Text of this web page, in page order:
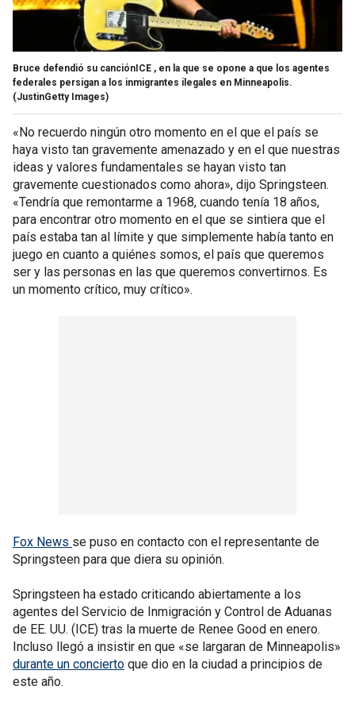
Bruce defendió su canciónICE , en la que se opone a que los agentes
federales persigan a los inmigrantes ilegales en Minneapolis.
(JustinGetty Images)
«No recuerdo ningún otro momento en el que el país se
haya visto tan gravemente amenazado y en el que nuestras
ideas y valores fundamentales se hayan visto tan
gravemente cuestionados como ahora», dijo Springsteen.
«Tendría que remontarme a 1968, cuando tenía 18 años,
para encontrar otro momento en el que se sintiera que el
país estaba tan al límite y que simplemente había tanto en
juego en cuanto a quiénes somos, el país que queremos
ser y las personas en las que queremos convertirnos. Es
un momento crítico, muy crítico».
Fox News se puso en contacto con el representante de
Springsteen para que diera su opinión.
Springsteen ha estado criticando abiertamente a los
agentes del Servicio de Inmigración y Control de Aduanas
de EE. UU. (ICE) tras la muerte de Renee Good en enero.
Incluso llegó a insistir en que «se largaran de Minneapolis»
durante un concierto que dio en la ciudad a principios de
este año.